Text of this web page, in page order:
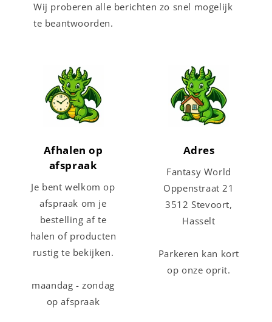
Wij proberen alle berichten zo snel mogelijk
te beantwoorden.
Afhalen op
afspraak
Je bent welkom op
afspraak om je
bestelling af te
halen of producten
rustig te bekijken.
maandag - zondag
op afspraak
Adres
Fantasy World
Oppenstraat 21
3512 Stevoort,
Hasselt
Parkeren kan kort
op onze oprit.